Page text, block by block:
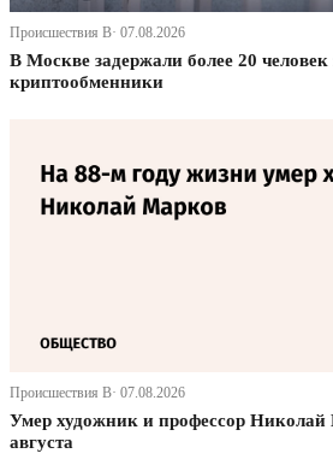
Происшествия В· 07.08.2026
В Москве задержали более 20 человек
криптообменники
Происшествия В· 07.08.2026
Умер художник и профессор
августа